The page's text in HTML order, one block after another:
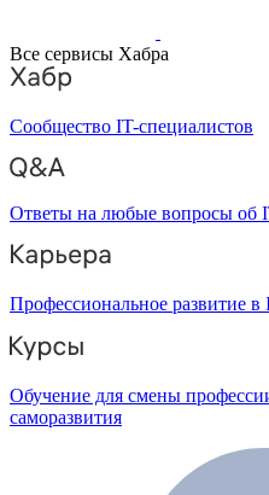
Все сервисы Хабра
Сообщество IT-специалистов
Ответы на любые вопросы об
Профессиональное развитие в
Обучение для смены
саморазвития